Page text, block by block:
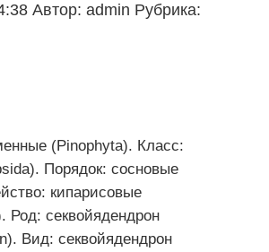
Автор: admin Рубрика:
(Pinophyta). Класс:
Порядок: сосновые
кипарисовые
Род: секвойядендрон
Вид: секвойядендрон